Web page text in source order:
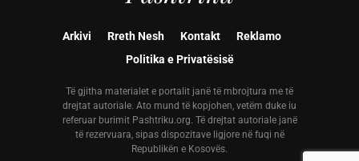
Arkivi Rreth Nesh Kontakt
Reklamo
Politika e Privatësisë
Të gjitha materialet e portalit janë të mbrojtura me të
drejtat autoriale. Ato mund të kopjohen, vetëm duke iu
referuar burimit Pashtriku.org. Të drejtat autoriale janë
të rezervuara, sipas dispozitave ligjore në fuqi në
Republikën e Kosovës.